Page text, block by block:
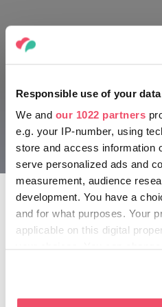
Responsible use of your data
We and our 1022 partners
e.g. your IP-number, using
store and access information
serve personalized ads and
measurement, audience
development. You have a
and for what purposes. Your
applicable on this digital
listy. V prehliadke môžete
múzeu Bakony Maďarského
pamiatku - Cisterciánsku
kde v opátskej pivnici
technológie vyrábajú vysoko
založené na 300-ročnej
opátskej manufaktúry na
tradície a inovácie.
Nápoje si získali uznanie aj na
Jedinečná ponuka zahŕňa
suvenírmi nájdete aj
mestské reštaurácie a